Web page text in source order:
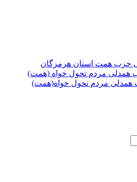
حزب همت استان هرمزگان
همدلی مردم تحول خواه (همت)
همدلی مردم تحول خواه(همت)